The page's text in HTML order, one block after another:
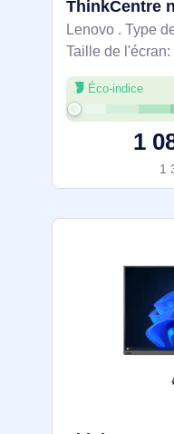
Lenovo . Type
Taille de
Full HD,
1080 pixels,
Famille de
Éco-indice
1
1